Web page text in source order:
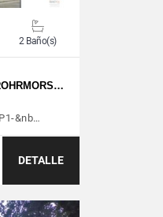
2 Baño(s)
&nb…
DETALLE